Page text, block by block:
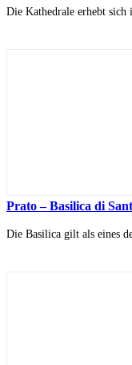
Die Kathedrale erhebt sich
Prato – Basilica di
Die Basilica gilt als eines